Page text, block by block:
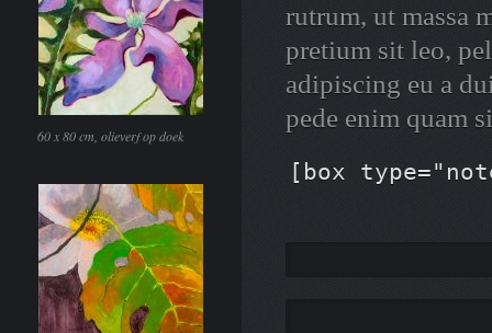
60 x 80 cm, olieverf op doek
rutrum, ut massa
pretium sit leo,
adipiscing eu a
pede enim quam
[box